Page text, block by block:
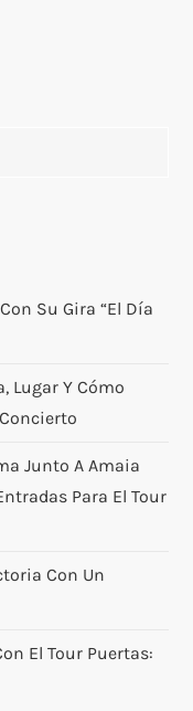
Su Gira “El Día
Lugar Y Cómo
Junto A Amaia
Para El Tour
Con Un
El Tour Puertas: